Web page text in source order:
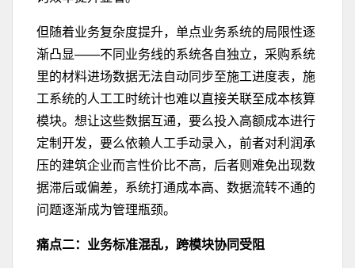
但随着业务复杂度提升，单点业务系统的局限性逐
渐凸显——不同业务线的系统各自独立，采购系统
里的材料进场数据无法自动同步至施工进度表，施
工系统的人工工时统计也难以直接关联至成本核算
模块。想让这些数据互通，要么投入高额成本进行
定制开发，要么依赖人工手动录入，前者对利润承
压的建筑企业而言性价比不高，后者则难免出现数
据滞后或偏差，系统打通成本高、数据流转不通的
问题逐渐成为管理瓶颈。
痛点二：业务标准混乱，跨模块协同受阻